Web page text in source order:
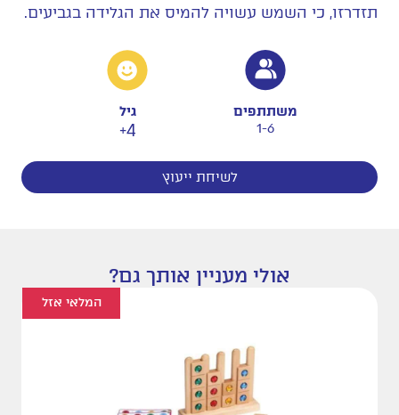
תזדרזו, כי השמש עשויה להמיס את הגלידה בגביעים.
משתתפים
1-6
גיל
4+
לשיחת ייעוץ
אולי מעניין אותך גם?
המלאי אזל